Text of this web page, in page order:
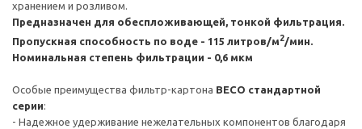
хранением и розливом.
Предназначен для обеспложивающей, тонкой фильтрация.
Пропускная способность по воде - 115 литров/м2/мин.
Номинальная степень фильтрации - 0,6 мкм
Особые преимущества фильтр-картона BECO стандартной
серии:
- Надежное удерживание нежелательных компонентов благодаря